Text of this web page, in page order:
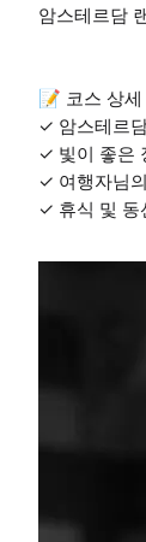
암스테르담
📝 코스 상세
✓ 암스테르
✓ 빛이 좋은
✓ 여행자님
✓ 휴식 및 동